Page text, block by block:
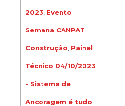
2023 Evento
Semana CANPAT
Construção Painel
Técnico 04/10/2023
- Sistema de
Ancoragem é tudo